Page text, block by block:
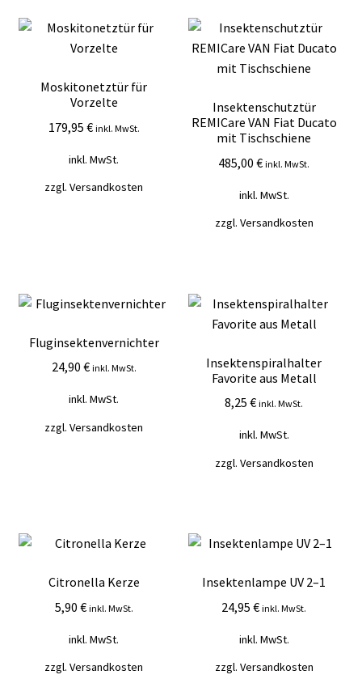
Moskitonetztür für
Vorzelte
179,95 € inkl. MwSt.
inkl. MwSt.
zzgl.Versandkosten
Insektenschutztür
REMICare VAN Fiat Ducato
mit Tischschiene
485,00€ inkl. MwSt.
inkl. MwSt.
zzgl. Versandkosten
Fluginsektenvernichter
24,90 € inkl. MwSt.
inkl. MwSt.
zzgl.Versandkosten
Insektenspiralhalter
Favorite aus Metall
8,25€ inkl. MwSt.
inkl. MwSt.
zzgl. Versandkosten
Citronella Kerze
5,90 € inkl. MwSt.
inkl. MwSt.
zzgl.Versandkosten
Insektenlampe UV 2–1
24,95€ inkl. MwSt.
inkl. MwSt.
zzgl. Versandkosten